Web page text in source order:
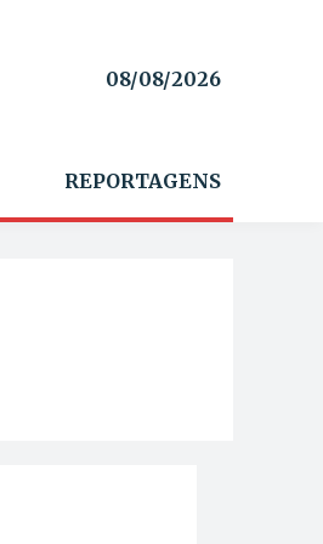
08/08/2026
REPORTAGENS